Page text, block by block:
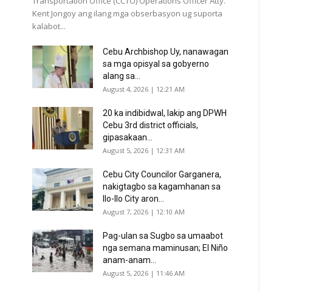
Kent Jongoy ang ilang mga obserbasyon ug suporta
kalabot...
Cebu Archbishop Uy, nanawagan
sa mga opisyal sa gobyerno
alang sa...
August 4, 2026 | 12:21 AM
20 ka indibidwal, lakip ang DPWH
Cebu 3rd district officials,
gipasakaan...
August 5, 2026 | 12:31 AM
Cebu City Councilor Garganera,
nakigtagbo sa kagamhanan sa
Ilo-Ilo City aron...
August 7, 2026 | 12:10 AM
Pag-ulan sa Sugbo sa umaabot
nga semana maminusan; El Niño
anam-anam...
August 5, 2026 | 11:46 AM